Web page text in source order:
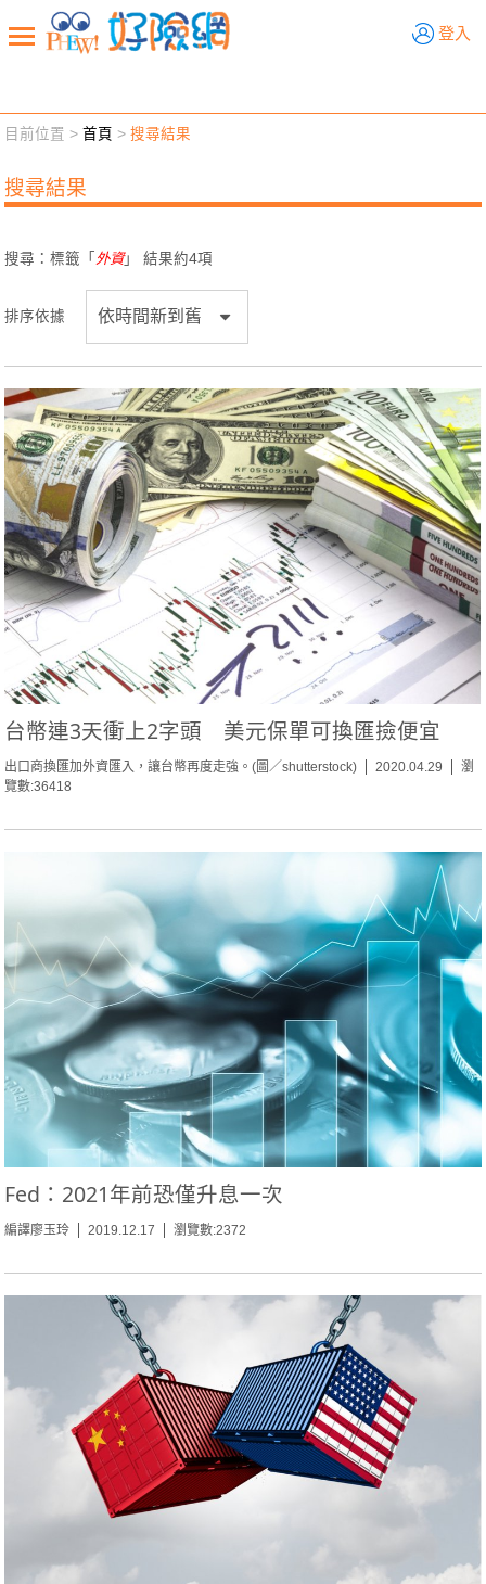
登入
新聞觀點 業務交流
退休先準備 好險學堂 輔銷工具 活動專區
目前位置 >首頁 >搜尋結果
搜尋結果
搜尋：標籤「 外資」 結果約4項
排序依據
台幣連3天衝上2字頭 美元保單可換匯撿便宜
出口商換匯加外資匯入，讓台幣再度走強。(圖／shutterstock) 2020.04.29
瀏
覽數:36418
Fed：2021年前恐僅升息一次
編譯廖玉玲 2019.12.17 瀏覽數:2372